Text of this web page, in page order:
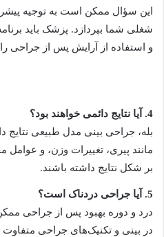
این سؤال ممکن است به توجیه
شغلی شما بپردازد. پزشک باید
و استفاده از آرایش پس از جراحی
4. آیا نتایج دائمی خواهند بود؟
بله، جراحی بینی مدل طبیعی نتایج
مانند پیری، تغییرات وزن، و
بر شکل نتایج داشته باشند.
5. آیا جراحی دردناک است؟
درد و دوره بهبود پس از جراحی
در بینی و تکنیک‌های جراحی